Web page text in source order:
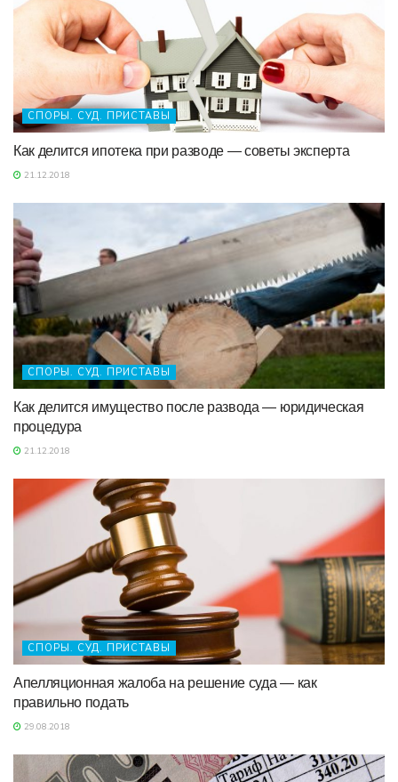
СПОРЫ. СУД. ПРИСТАВЫ
Как делится ипотека при разводе — советы эксперта
21.12.2018
СПОРЫ. СУД. ПРИСТАВЫ
Как делится имущество после развода — юридическая
процедура
21.12.2018
СПОРЫ. СУД. ПРИСТАВЫ
Апелляционная жалоба на решение суда — как
правильно подать
29.08.2018